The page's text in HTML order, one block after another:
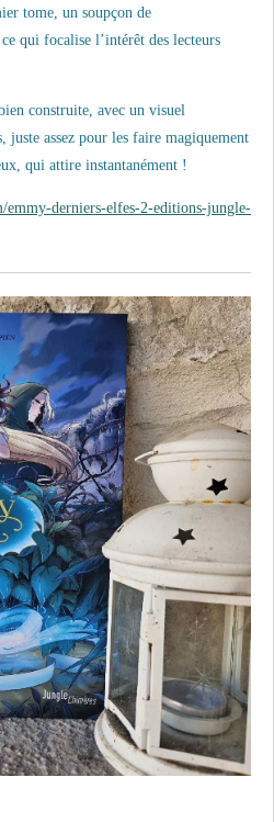
tome, un soupçon de
qui focalise l’intérêt des lecteurs
construite, avec un visuel
juste assez pour les faire magiquement
qui attire instantanément !
emmy-derniers-elfes-2-editions-jungle-